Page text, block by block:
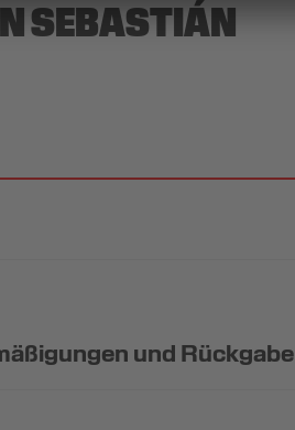
SEBASTIÁN
und Rückgabe